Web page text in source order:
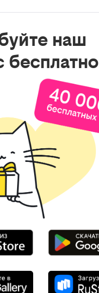
наш
бесплатно